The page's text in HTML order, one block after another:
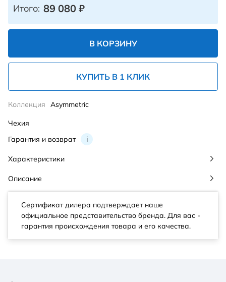
Итого: 89 080 ₽
В КОРЗИНУ
КУПИТЬ В 1 КЛИК
Гарантия и возврат i
Коллекция Asymmetric
Чехия
Характеристики
Описание
Сертификат дилера подтверждает наше
официальное представительство бренда. Для вас -
гарантия происхождения товара и его качества.